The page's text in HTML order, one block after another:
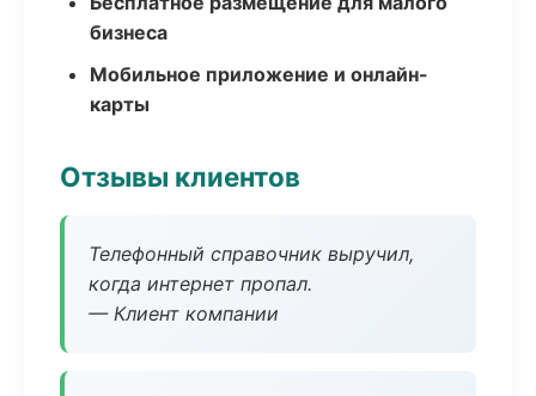
бизнеса
Мобильное приложение и онлайн-
карты
Отзывы клиентов
Телефонный справочник выручил,
когда интернет пропал.
— Клиент компании